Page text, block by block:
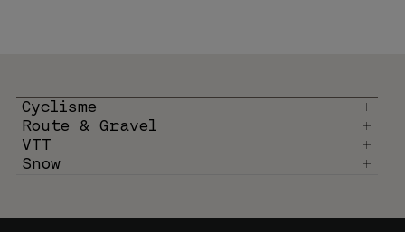
Cyclisme
Route & Gravel
VTT
Snow